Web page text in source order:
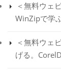
＜無料ウェ
WinZipで学
＜無料ウェ
げる。